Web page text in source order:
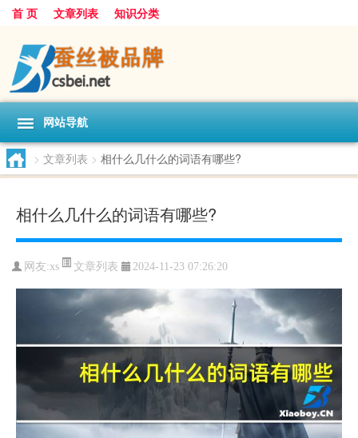
首 页 文章列表 知识分类
网站导航
> 文章列表 > 相什么几什么的词语有哪些?
相什么几什么的词语有哪些?
网友:xs 文章列表 2024-11-23 07:26:20